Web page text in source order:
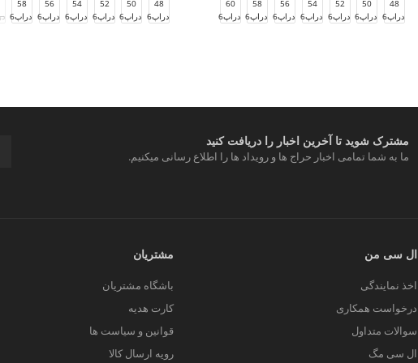
48
دراپ6
50
دراپ6
52
دراپ6
54
دراپ6
56
دراپ6
58
دراپ6
60
دراپ6
48
دراپ6
50
دراپ6
52
دراپ6
54
دراپ6
56
دراپ6
58
دراپ6
مشترک شوید تا آخرین اخبار را دریافت کنید
ما به شما تمامی اخبار حراج ها و رویداد ها را اطلاع رسانی میکنیم.
ال سی من
اخذ نمایندگی
درخواست همکاری
سوالات متداول
ال سی مگ
مشتریان
باشگاه مشتریان
کارت هدیه
قوانین و سیاست ها
رویه ارسال کالا